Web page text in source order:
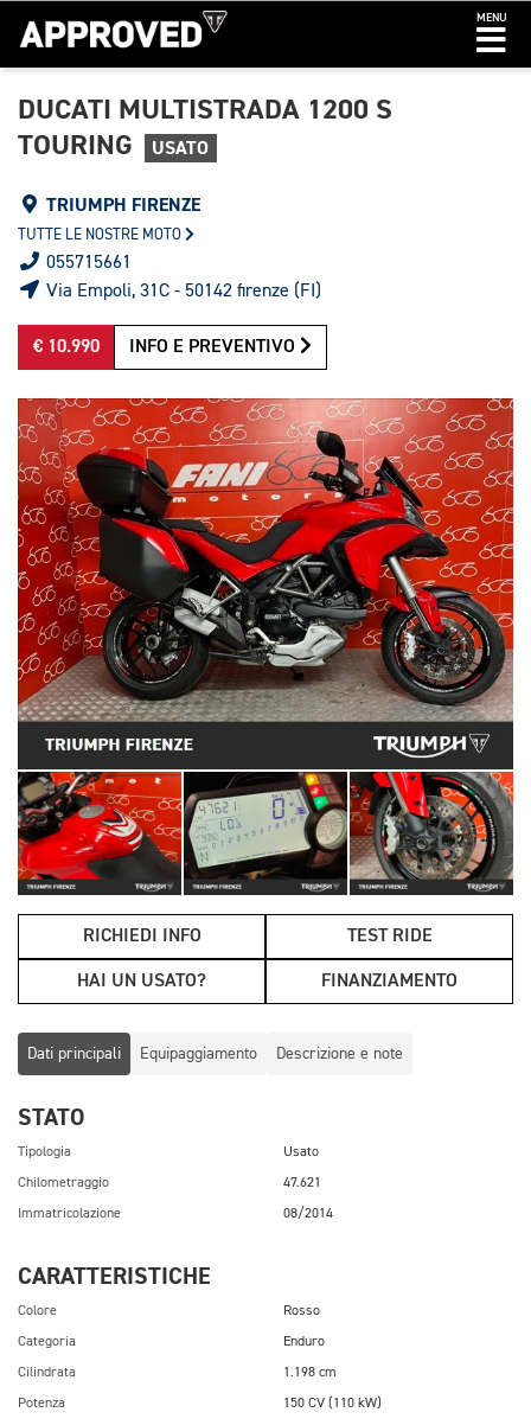
MENU
DUCATI MULTISTRADA 1200 S
TOURING
USATO
TRIUMPH FIRENZE
TUTTE LE NOSTRE MOTO
055715661
Via Empoli, 31C - 50142 firenze (FI)
€ 10.990 INFO E PREVENTIVO
RICHIEDI INFO TEST RIDE
HAI UN USATO? FINANZIAMENTO
Dati principali Equipaggiamento Descrizione e note
STATO
Tipologia Usato
Chilometraggio 47.621
Immatricolazione 08/2014
CARATTERISTICHE
Colore Rosso
Categoria Enduro
Cilindrata 1.198 cm
Potenza 150 CV (110 kW)